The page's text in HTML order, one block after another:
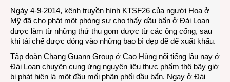
Ngày 4-9-2014, kênh truyền hình KTSF26 của người Hoa ở
Mỹ đã cho phát một phóng sự cho thấy dầu bẩn ở Đài Loan
được làm từ những thứ thu gom được từ các ống cống, sau
khi tái chế được đóng vào những bao bì đẹp đẽ để xuất khẩu.
Tập đoàn Chang Guann Group ở Cao Hùng nổi tiếng lâu nay ở
Đài Loan chuyên cung ứng nguyên liệu thực phẩm thô bây giờ
bị phát hiện là một đầu mối phân phối dầu bẩn. Ngay ở Đài